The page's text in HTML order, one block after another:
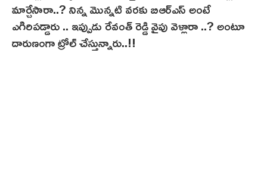
మార్చేసారా..? నిన్న మొన్నటి వరకు బిఆర్ఎస్ అంటే
ఎగిరిపడ్డారు .. ఇప్పుడు రేవంత్ రెడ్డి వైపు వెళ్లారా ..? అంటూ
దారుణంగా ట్రోల్ చేస్తున్నారు..!!